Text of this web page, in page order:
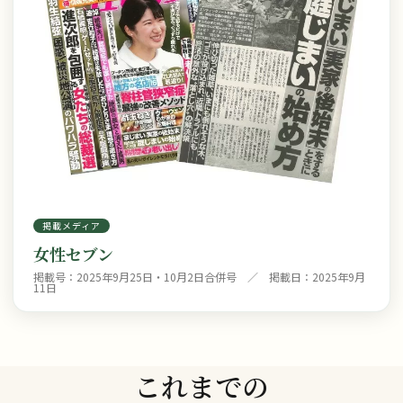
掲載メディア
女性セブン
掲載号：2025年9月25日・10月2日合併号 ／ 掲載日：2025年9月
11日
これまでの